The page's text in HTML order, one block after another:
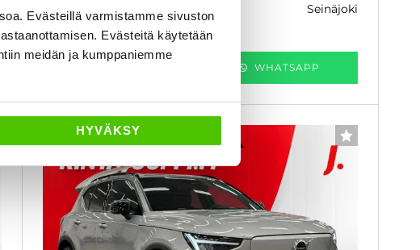
Evästeillä varmistamme sivuston
Evästeitä käytetään
meidän ja kumppaniemme
HYVÄKSY
alk. 286 € / kk
seinäjoki
WHATSAPP
6 kk korotonta ja kulutonta SUOSIKKI